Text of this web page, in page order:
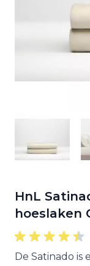
HnL
hoeslaken
De Satinado is